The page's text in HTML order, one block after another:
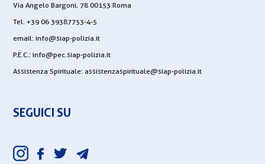
Via Angelo Bargoni, 78 00153 Roma
Tel. +39 06 39387753-4-5
email: info@siap-polizia.it
P.E.C.: info@pec.siap-polizia.it
Assistenza Spirituale: assistenzaspirituale@siap-polizia.it
SEGUICI SU